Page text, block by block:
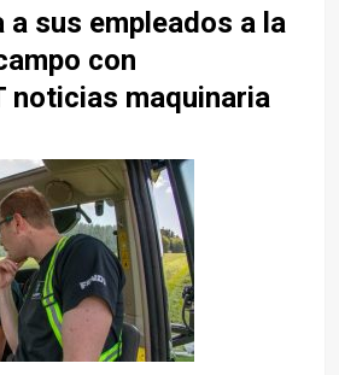
a sus empleados a la
con
noticias maquinaria